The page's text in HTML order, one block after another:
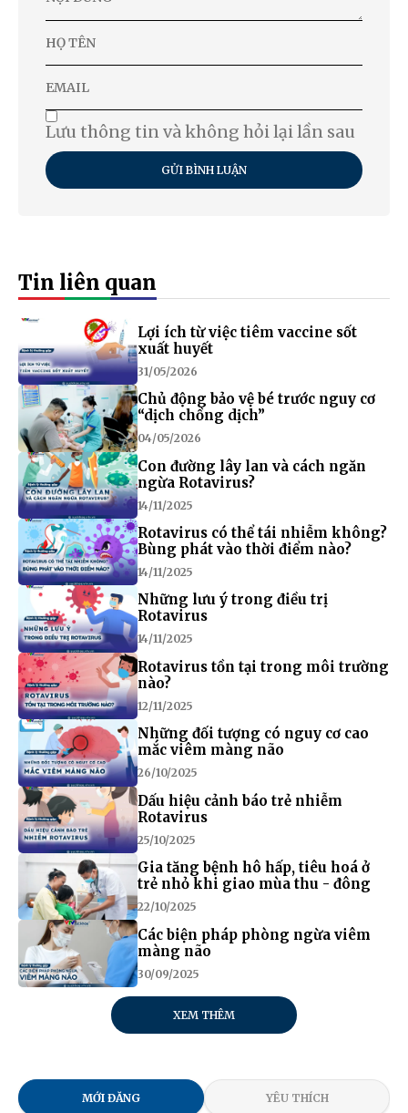
Lưu thông tin và không hỏi lại lần sau
GỬI BÌNH LUẬN
Tin liên quan
Lợi ích từ việc tiêm vaccine sốt
xuất huyết
31/05/2026
Chủ động bảo vệ bé trước nguy cơ
“dịch chồng dịch”
04/05/2026
Con đường lây lan và cách ngăn
ngừa Rotavirus?
14/11/2025
Rotavirus có thể tái nhiễm không?
Bùng phát vào thời điểm nào?
14/11/2025
Những lưu ý trong điều trị
Rotavirus
14/11/2025
Rotavirus tồn tại trong môi trường
nào?
12/11/2025
Những đối tượng có nguy cơ cao
mắc viêm màng não
26/10/2025
Dấu hiệu cảnh báo trẻ nhiễm
Rotavirus
25/10/2025
Gia tăng bệnh hô hấp, tiêu hoá ở
trẻ nhỏ khi giao mùa thu - đông
22/10/2025
Các biện pháp phòng ngừa viêm
màng não
30/09/2025
XEM THÊM
MỚI ĐĂNG YÊU THÍCH